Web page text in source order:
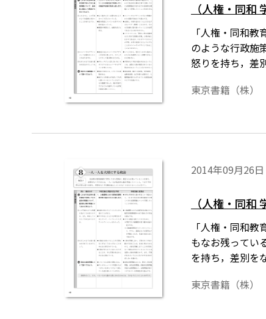
（人権・同和
「人権・同和
のような行政施
怒りを持ち，差
東京書籍（株
2014年09月26日
（人権・同和
「人権・同和
もなお残ってい
を持ち，差別を
東京書籍（株